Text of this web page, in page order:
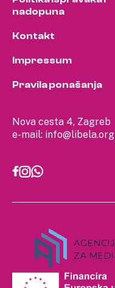
Nova cesta 4, Zagreb
e-mail: info@libela.org
nadopuna
Kontakt
Impressum
Pravila ponašanja